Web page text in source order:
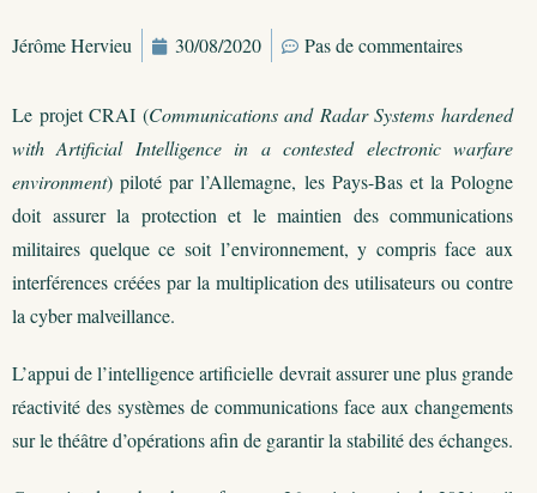
Jérôme Hervieu 30/08/2020 Pas de commentaires
Le projet CRAI (Communications and Radar Systems hardened
with Artificial Intelligence in a contested electronic warfare
environment) piloté par l’Allemagne, les Pays-Bas et la Pologne
doit assurer la protection et le maintien des communications
militaires quelque ce soit l’environnement, y compris face aux
interférences créées par la multiplication des utilisateurs ou contre
la cyber malveillance.
L’appui de l’intelligence artificielle devrait assurer une plus grande
réactivité des systèmes de communications face aux changements
sur le théâtre d’opérations afin de garantir la stabilité des échanges.